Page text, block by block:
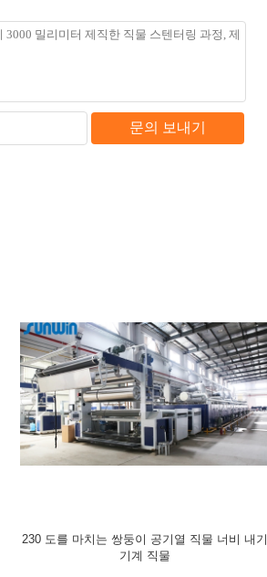
문의 보내기
제직한 직물을 위한 Ram 스텐터 기계공정을 완
성하는 고압 패더 직물